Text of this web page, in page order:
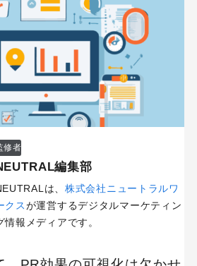
修者
編集部
は、 株式会社ニュートラルワ
クスが運営するデジタルマーケティン
情報メディアです。